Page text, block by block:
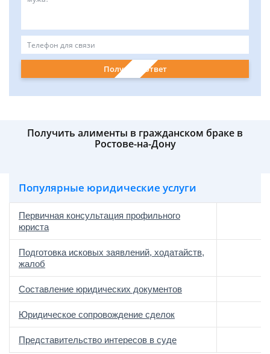
Получить ответ
Получить алименты в гражданском браке в
Ростове-на-Дону
Популярные юридические услуги
Первичная консультация профильного
юриста
Подготовка исковых заявлений, ходатайств,
жалоб
Составление юридических документов
Юридическое сопровождение сделок
Представительство интересов в суде